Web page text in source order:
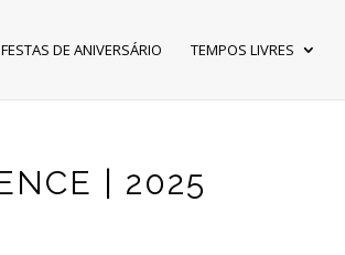
FESTAS DE ANIVERSÁRIO TEMPOS LIVRES
| 2025